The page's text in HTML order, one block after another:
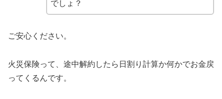
でしょ？
ご安心ください。
火災保険って、途中解約したら日割り計算か何かでお金戻
ってくるんです。